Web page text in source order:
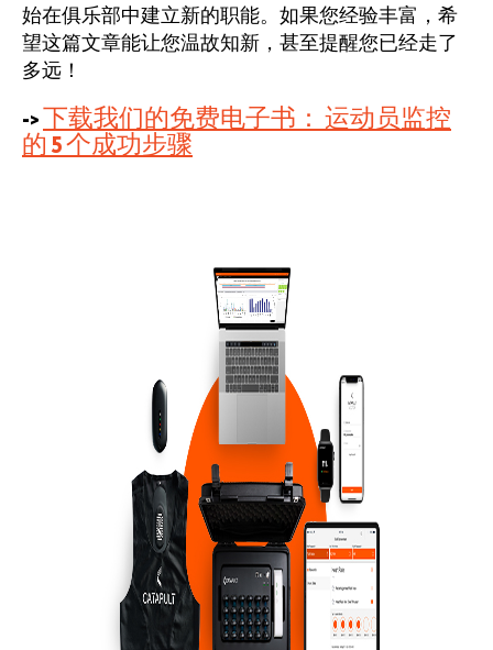
始在俱乐部中建立新的职能。如果您经验丰富，希
望这篇文章能让您温故知新，甚至提醒您已经走了
多远！
-> 下载我们的免费电子书： 运动员监控
的 5 个成功步骤